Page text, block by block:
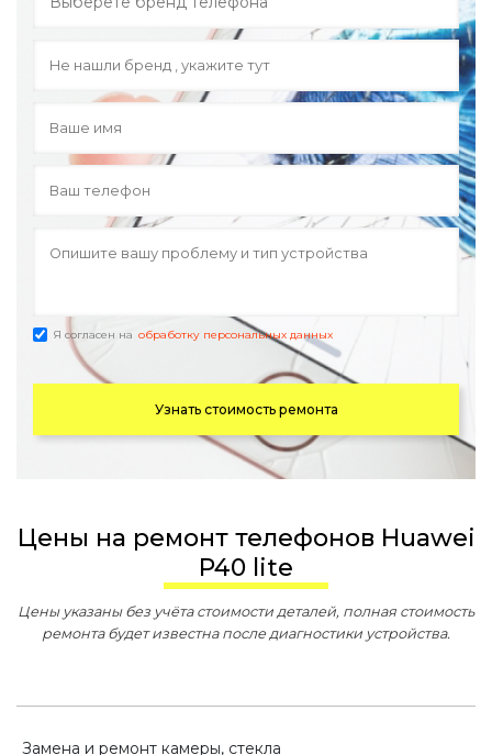
Я согласен на обработку персональных данных
Узнать стоимость ремонта
Цены на ремонт телефонов Huawei
P40 lite
Цены указаны без учёта стоимости деталей, полная стоимость
ремонта будет известна после диагностики устройства.
Замена и ремонт камеры, стекла